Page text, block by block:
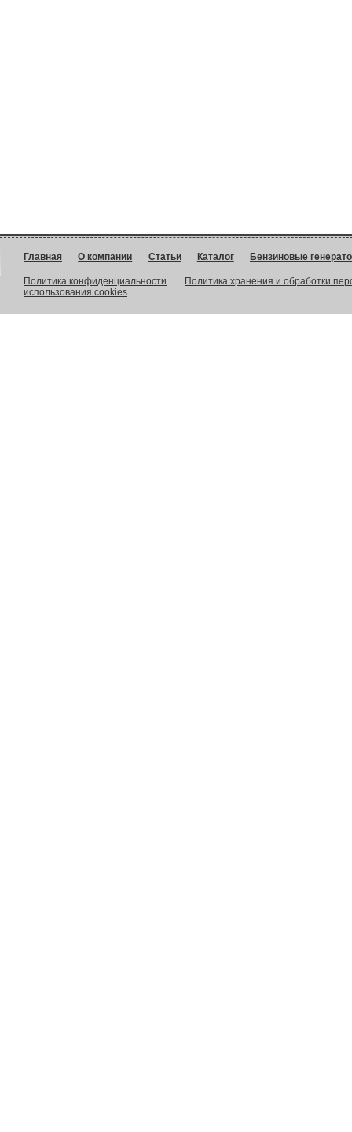
Главная О компании Статьи Каталог Бензиновые
Политика конфиденциальности
Политика хранения и обработки
использования cookies